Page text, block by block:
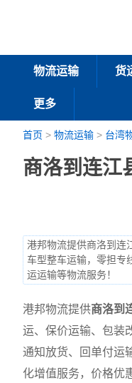
物流运输 货
更多
首页 >物流运输 > 台湾
商洛到连江
港邦物流提供商洛到连
车型整车运输，零担专
运运输等物流服务！
港邦物流提供商洛到
运、保价运输、包装
通知放货、回单付运
化增值服务，价格优